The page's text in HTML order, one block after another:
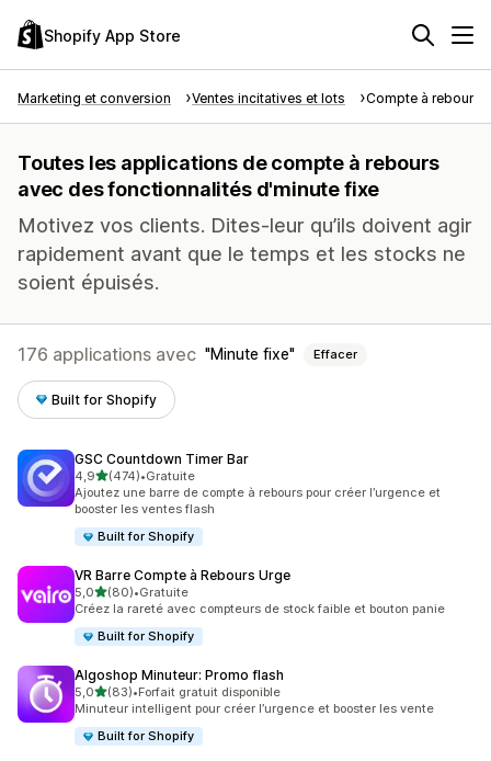
Shopify App Store
Marketing et conversion Ventes incitatives et lots Compte à rebours
Toutes les applications de compte à rebours
avec des fonctionnalités d'minute fixe
Motivez vos clients. Dites-leur qu’ils doivent agir
rapidement avant que le temps et les stocks ne
soient épuisés.
176 applications avec Minute fixe Effacer
Built for Shopify
GSC Countdown Timer Bar
4,9étoile(s) sur 5
(474)
474 avis au total
•Gratuite
Ajoutez une barre de compte à rebours pour créer l’urgence et
booster les ventes flash
Built for Shopify
VR Barre Compte à Rebours Urge
5,0étoile(s) sur 5
(80)
80 avis au total
•Gratuite
Créez la rareté avec compteurs de stock faible et bouton panie
Built for Shopify
Algoshop Minuteur: Promo flash
5,0étoile(s) sur 5
(83)
83 avis au total
•Forfait gratuit disponible
Minuteur intelligent pour créer l’urgence et booster les vente
Built for Shopify